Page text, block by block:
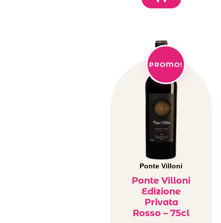
PROMO!
Ponte Villoni
Ponte Villoni
Edizione
Privata
Rosso – 75cl